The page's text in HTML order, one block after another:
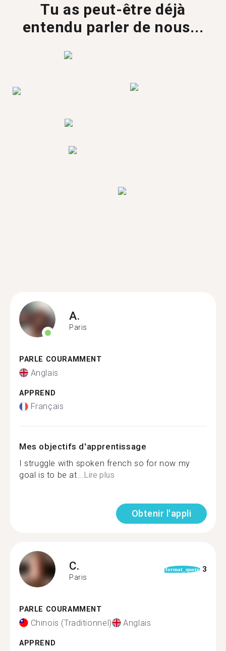
Tu as peut-être déjà
entendu parler de nous...
A.
Paris
PARLE COURAMMENT
Anglais
APPREND
Français
Mes objectifs d'apprentissage
I struggle with spoken french so for now my
goal is to be at...Lire plus
Obtenir l'appli
C.
Paris
format_quote 3
PARLE COURAMMENT
Chinois (Traditionnel) Anglais
APPREND